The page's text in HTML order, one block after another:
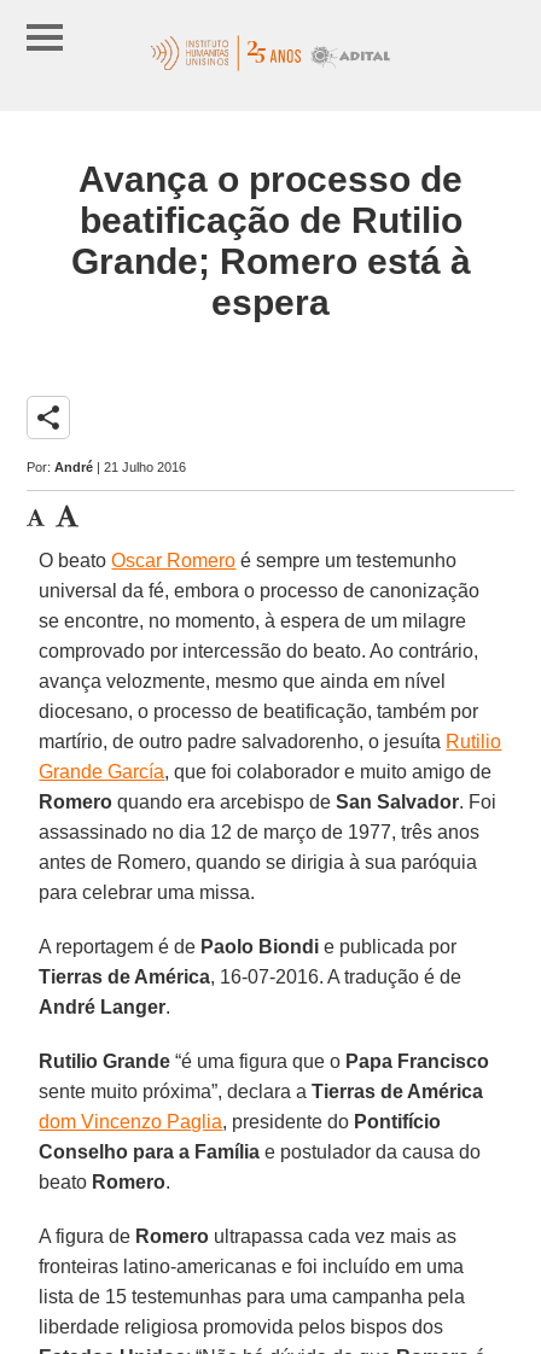
Avança o processo de
beatificação de Rutilio
Grande; Romero está à
espera
share
Por:André | 21 Julho 2016
O beatoOscar Romero é sempre um testemunho
universal da fé, embora o processo de canonização
se encontre, no momento, à espera de um milagre
comprovado por intercessão do beato. Ao contrário,
avança velozmente, mesmo que ainda em nível
diocesano, o processo de beatificação, também por
martírio, de outro padre salvadorenho, o jesuíta Rutilio
Grande García, que foi colaborador e muito amigo de
Romero quando era arcebispo deSan Salvador. Foi
assassinado no dia 12 de março de 1977, três anos
antes de Romero, quando se dirigia à sua paróquia
para celebrar uma missa.
A reportagem é de Paolo Biondi e publicada por
Tierras de América, 16-07-2016. A tradução é de
André Langer.
Rutilio Grande “é uma figura que o Papa Francisco
sente muito próxima”, declara aTierras de América
dom Vincenzo Paglia, presidente do Pontifício
Conselho para a Família e postulador da causa do
beato Romero.
A figura de Romero ultrapassa cada vez mais as
fronteiras latino-americanas e foi incluído em uma
lista de 15 testemunhas para uma campanha pela
liberdade religiosa promovida pelos bispos dos